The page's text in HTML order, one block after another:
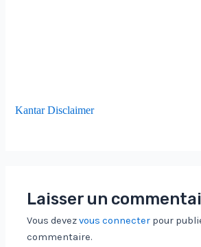
Kantar Disclaimer
Laisser un
Vous devezvous connecter pour
commentaire.